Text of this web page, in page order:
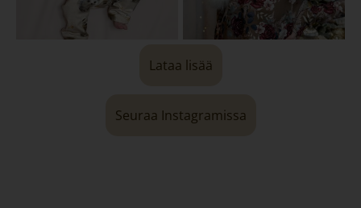
Lataa lisää
Seuraa Instagramissa